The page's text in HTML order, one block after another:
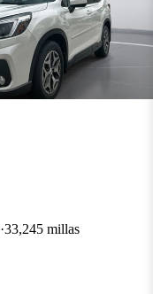
33,245 millas